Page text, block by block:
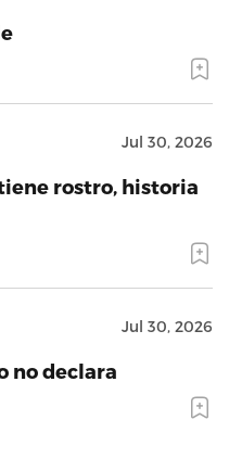
Jul 30, 2026
rostro, historia
Jul 30, 2026
no declara